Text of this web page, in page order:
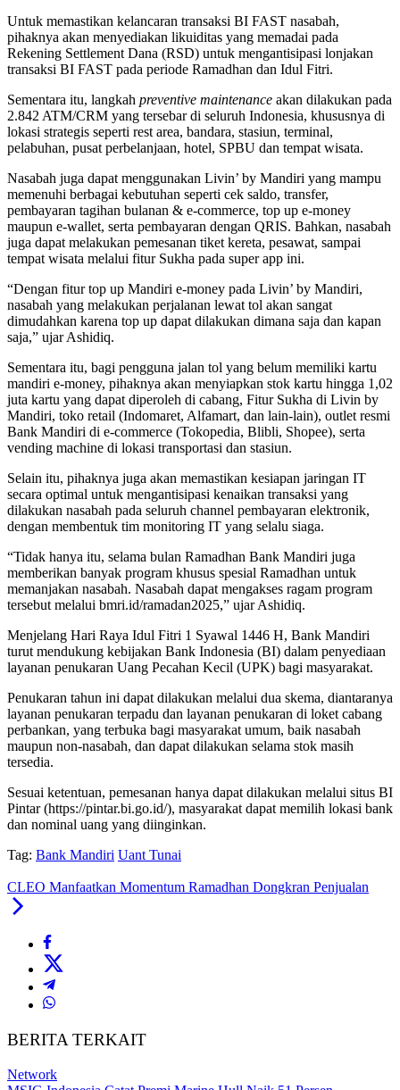
Untuk memastikan kelancaran transaksi BI FAST nasabah,
pihaknya akan menyediakan likuiditas yang memadai pada
Rekening Settlement Dana (RSD) untuk mengantisipasi lonjakan
transaksi BI FAST pada periode Ramadhan dan Idul Fitri.
Sementara itu, langkah preventive maintenance akan dilakukan pada
2.842 ATM/CRM yang tersebar di seluruh Indonesia, khususnya di
lokasi strategis seperti rest area, bandara, stasiun, terminal,
pelabuhan, pusat perbelanjaan, hotel, SPBU dan tempat wisata.
Nasabah juga dapat menggunakan Livin’ by Mandiri yang mampu
memenuhi berbagai kebutuhan seperti cek saldo, transfer,
pembayaran tagihan bulanan & e-commerce, top up e-money
maupun e-wallet, serta pembayaran dengan QRIS. Bahkan, nasabah
juga dapat melakukan pemesanan tiket kereta, pesawat, sampai
tempat wisata melalui fitur Sukha pada super app ini.
“Dengan fitur top up Mandiri e-money pada Livin’ by Mandiri,
nasabah yang melakukan perjalanan lewat tol akan sangat
dimudahkan karena top up dapat dilakukan dimana saja dan kapan
saja,” ujar Ashidiq.
Sementara itu, bagi pengguna jalan tol yang belum memiliki kartu
mandiri e-money, pihaknya akan menyiapkan stok kartu hingga 1,02
juta kartu yang dapat diperoleh di cabang, Fitur Sukha di Livin by
Mandiri, toko retail (Indomaret, Alfamart, dan lain-lain), outlet resmi
Bank Mandiri di e-commerce (Tokopedia, Blibli, Shopee), serta
vending machine di lokasi transportasi dan stasiun.
Selain itu, pihaknya juga akan memastikan kesiapan jaringan IT
secara optimal untuk mengantisipasi kenaikan transaksi yang
dilakukan nasabah pada seluruh channel pembayaran elektronik,
dengan membentuk tim monitoring IT yang selalu siaga.
“Tidak hanya itu, selama bulan Ramadhan Bank Mandiri juga
memberikan banyak program khusus spesial Ramadhan untuk
memanjakan nasabah. Nasabah dapat mengakses ragam program
tersebut melalui bmri.id/ramadan2025,” ujar Ashidiq.
Menjelang Hari Raya Idul Fitri 1 Syawal 1446 H, Bank Mandiri
turut mendukung kebijakan Bank Indonesia (BI) dalam penyediaan
layanan penukaran Uang Pecahan Kecil (UPK) bagi masyarakat.
Penukaran tahun ini dapat dilakukan melalui dua skema, diantaranya
layanan penukaran terpadu dan layanan penukaran di loket cabang
perbankan, yang terbuka bagi masyarakat umum, baik nasabah
maupun non-nasabah, dan dapat dilakukan selama stok masih
tersedia.
Sesuai ketentuan, pemesanan hanya dapat dilakukan melalui situs BI
Pintar (https://pintar.bi.go.id/), masyarakat dapat memilih lokasi bank
dan nominal uang yang diinginkan.
Tag: Bank Mandiri Uant Tunai
CLEO Manfaatkan Momentum Ramadhan Dongkran Penjualan
BERITA TERKAIT
Network